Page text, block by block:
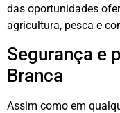
das oportunidades
agricultura, pesca e
Segurança e
Branca
Assim como em